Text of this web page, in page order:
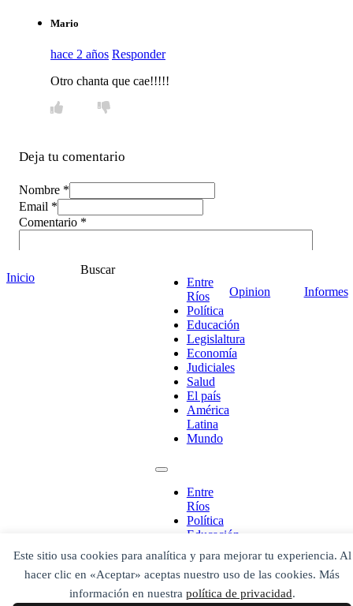
Este sitio usa cookies para analítica y para mejorar tu experiencia. Al
hacer clic en «Aceptar» aceptas nuestro uso de las cookies. Más
información en nuestra política de privacidad.
Mario
hace 2 años Responder
Otro chanta que cae!!!!!
Deja tu comentario
Nombre *
Email *
Comentario *
Inicio
Buscar
Entre
Ríos
Política
Educación
Legislaltura
Economía
Judiciales
Salud
El país
América
Latina
Mundo
Entre
Ríos
Política
Educación
Legislaltura
Economía
Judiciales
Salud
Opinion Informes
¡Ponete en contacto!
Escribe aquí abajo lo que desees buscar
Buscar
Buscar
Buscar en el archivo